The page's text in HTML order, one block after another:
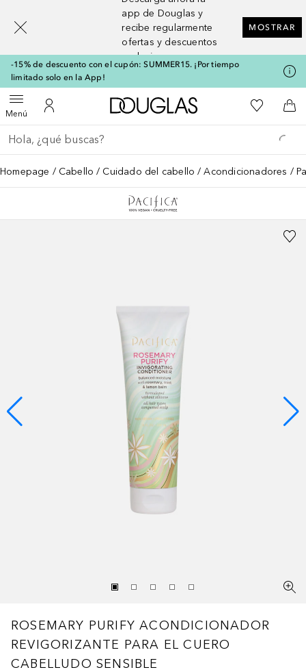
app de Douglas y
recibe regularmente
ofertas y descuentos
exclusivos
MOSTRAR
-15% de descuento con el cupón: SUMMER15. ¡Por tiempo
limitado solo en la App!
MenúAbrir menúMi cuenta
A Douglas HomeMi lista de
A
Regresar
Ejecutar búsqueda
Homepage Cabello Cuidado del cabello Acondicionadores
ROSEMARY PURIFY ACONDICIONADOR
REVIGORIZANTE PARA EL CUERO
CABELLUDO SENSIBLE
[navigation.slideout.screenreader]